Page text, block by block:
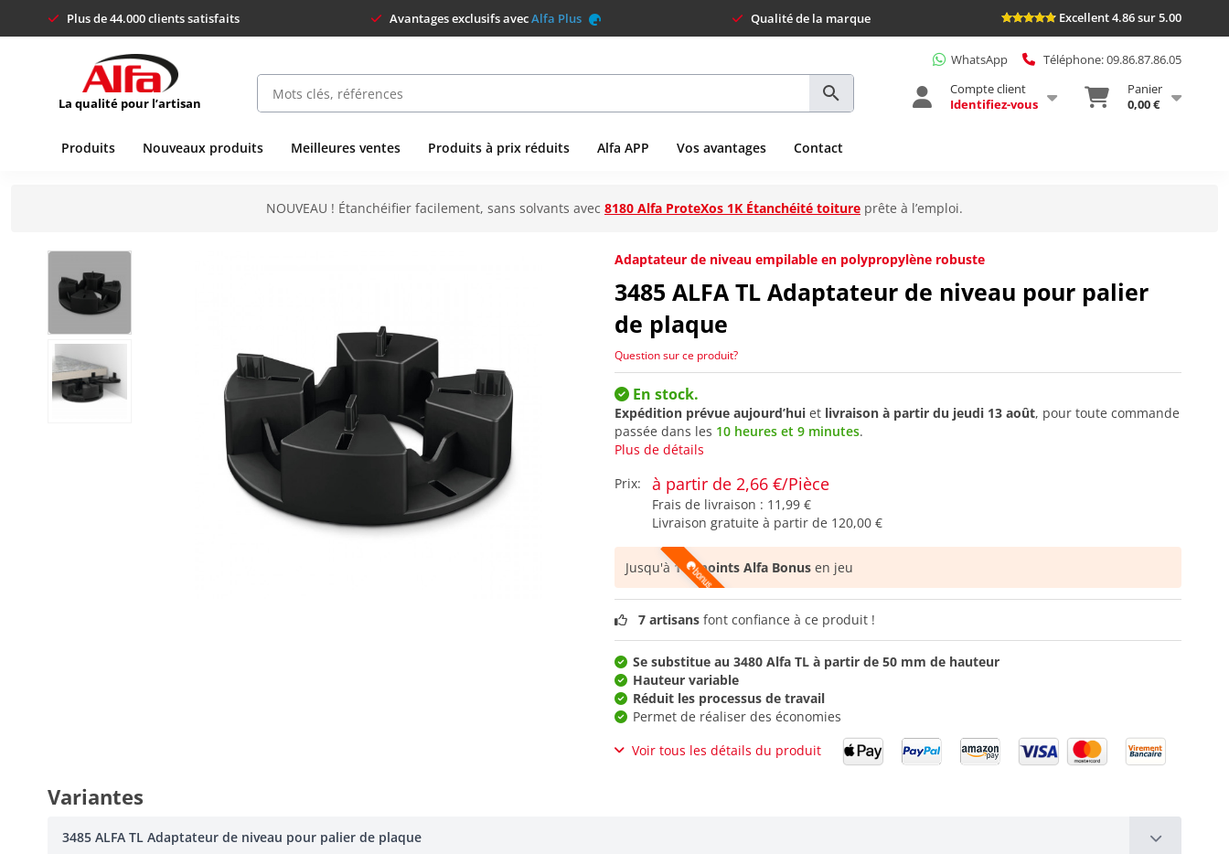
Plus de 44.000 clients satisfaits Avantages exclusifs avecAlfa Plus Qualité de la marque Excellent 4.86 sur 5.00
La qualité pour l’artisan
WhatsApp
Téléphone: 09.86.87.86.05
Compte client
Identifiez-vous
Panier
0,00 €
Produits Nouveaux produits Meilleures ventes Produits à prix réduits Alfa APP Vos avantages Contact
NOUVEAU ! Étanchéifier facilement, sans solvants avec 8180 Alfa ProteXos 1K Étanchéité toiture prête à l’emploi.
Adaptateur de niveau empilable en polypropylène robuste
3485 ALFA TL Adaptateur de niveau pour palier
de plaque
Question sur ce produit?
En stock.
Expédition prévue aujourd’hui et livraison à partir du jeudi 13 août, pour toute commande
passée dans les 10 heures et 9 minutes.
Plus de détails
Prix:
à partir de 2,66 €/Pièce
Frais de livraison : 11,99 €
Livraison gratuite à partir de 120,00 €
Jusqu'à115 points Alfa Bonus en jeu
7 artisans font confiance à ce produit !
Se substitue au 3480 Alfa TL à partir de 50 mm de hauteur
Hauteur variable
Réduit les processus de travail
Permet de réaliser des économies
Voir tous les détails du produit
Variantes
3485 ALFA TL Adaptateur de niveau pour palier de plaque